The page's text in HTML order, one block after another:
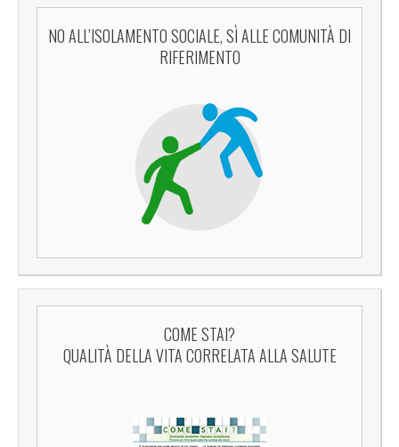
NO ALL’ISOLAMENTO SOCIALE, SÌ ALLE COMUNITÀ DI
RIFERIMENTO
COME STAI?
QUALITÀ DELLA VITA CORRELATA ALLA SALUTE